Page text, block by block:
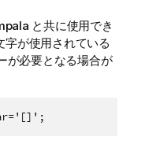
と共に使用でき
字が使用されている
が必要となる場合が